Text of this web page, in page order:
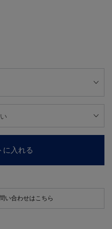
に入れる
い合わせはこちら